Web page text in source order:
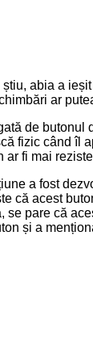
știu, abia a
ar
de
fizic când îl
fi mai
a fost
că acest
pare că
și a